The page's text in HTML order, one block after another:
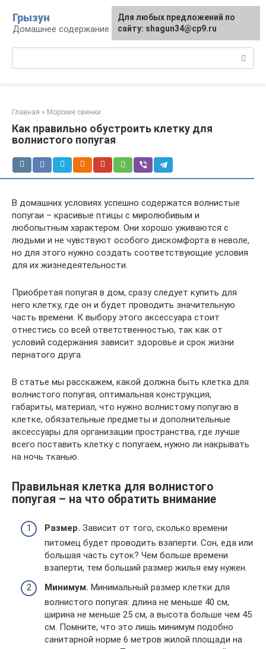
контенту
Грызун
Домашнее содержание грызунов
Главная » Морские свинки
Как правильно обустроить клетку для
волнистого попугая
В домашних условиях успешно содержатся волнистые
попугаи – красивые птицы с миролюбивым и
любопытным характером. Они хорошо уживаются с
людьми и не чувствуют особого дискомфорта в неволе,
но для этого нужно создать соответствующие условия
для их жизнедеятельности.
Приобретая попугая в дом, сразу следует купить для
него клетку, где он и будет проводить значительную
часть времени. К выбору этого аксессуара стоит
отнестись со всей ответственностью, так как от
условий содержания зависит здоровье и срок жизни
пернатого друга.
В статье мы расскажем, какой должна быть клетка для
волнистого попугая, оптимальная конструкция,
габариты, материал, что нужно волнистому попугаю в
клетке, обязательные предметы и дополнительные
аксессуары для организации пространства, где лучше
всего поставить клетку с попугаем, нужно ли накрывать
на ночь тканью.
Правильная клетка для волнистого
попугая – на что обратить внимание
Размер. Зависит от того, сколько времени
питомец будет проводить взаперти. Сон, еда или
большая часть суток? Чем больше времени
взаперти, тем больший размер жилья ему нужен.
Минимум. Минимальный размер клетки для
волнистого попугая: длина не меньше 40 см,
ширина не меньше 25 см, а высота больше чем 45
см. Помните, что это лишь минимум подобно
санитарной норме 6 метров жилой площади на
Для любых предложений по
сайту: shagun34@cp9.ru